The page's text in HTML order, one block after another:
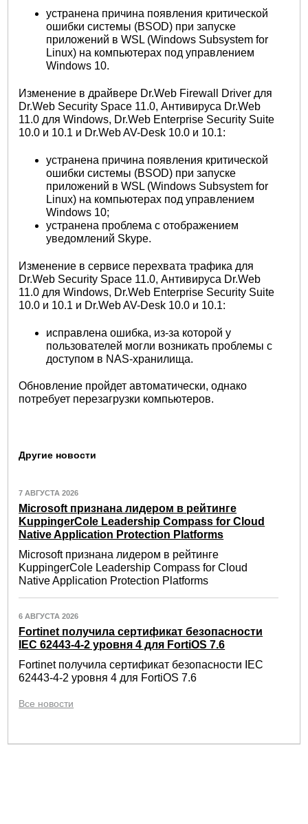
устранена причина появления критической
ошибки системы (BSOD) при запуске
приложений в WSL (Windows Subsystem for
Linux) на компьютерах под управлением
Windows 10.
Изменение в драйвере Dr.Web Firewall Driver для
Dr.Web Security Space 11.0, Антивируса Dr.Web
11.0 для Windows, Dr.Web Enterprise Security Suite
10.0 и 10.1 и Dr.Web AV-Desk 10.0 и 10.1:
устранена причина появления критической
ошибки системы (BSOD) при запуске
приложений в WSL (Windows Subsystem for
Linux) на компьютерах под управлением
Windows 10;
устранена проблема с отображением
уведомлений Skype.
Изменение в сервисе перехвата трафика для
Dr.Web Security Space 11.0, Антивируса Dr.Web
11.0 для Windows, Dr.Web Enterprise Security Suite
10.0 и 10.1 и Dr.Web AV-Desk 10.0 и 10.1:
исправлена ошибка, из-за которой у
пользователей могли возникать проблемы с
доступом в NAS-хранилища.
Обновление пройдет автоматически, однако
потребует перезагрузки компьютеров.
Другие новости
7 АВГУСТА 2026
Microsoft признана лидером в рейтинге
KuppingerCole Leadership Compass for Cloud
Native Application Protection Platforms
Microsoft признана лидером в рейтинге
KuppingerCole Leadership Compass for Cloud
Native Application Protection Platforms
6 АВГУСТА 2026
Fortinet получила сертификат безопасности
IEC 62443-4-2 уровня 4 для FortiOS 7.6
Fortinet получила сертификат безопасности IEC
62443-4-2 уровня 4 для FortiOS 7.6
Все новости